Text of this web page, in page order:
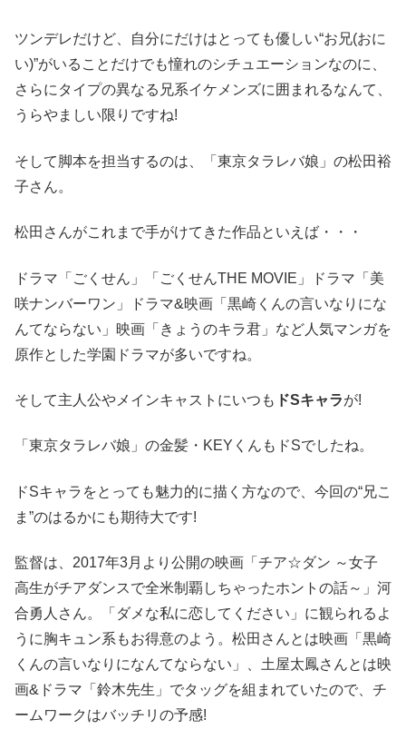
ツンデレだけど、自分にだけはとっても優しい“お兄(おに
い)”がいることだけでも憧れのシチュエーションなのに、
さらにタイプの異なる兄系イケメンズに囲まれるなんて、
うらやましい限りですね!
そして脚本を担当するのは、「東京タラレバ娘」の松田裕
子さん。
松田さんがこれまで手がけてきた作品といえば・・・
ドラマ「ごくせん」「ごくせんTHE MOVIE」ドラマ「美
咲ナンバーワン」ドラマ&映画「黒崎くんの言いなりにな
んてならない」映画「きょうのキラ君」など人気マンガを
原作とした学園ドラマが多いですね。
そして主人公やメインキャストにいつも ドSキャラが!
「東京タラレバ娘」の金髪・KEYくんもドSでしたね。
ドSキャラをとっても魅力的に描く方なので、今回の“兄こ
ま”のはるかにも期待大です!
監督は、2017年3月より公開の映画「チア☆ダン ～女子
高生がチアダンスで全米制覇しちゃったホントの話～」河
合勇人さん。「ダメな私に恋してください」に観られるよ
うに胸キュン系もお得意のよう。松田さんとは映画「黒崎
くんの言いなりになんてならない」、土屋太鳳さんとは映
画&ドラマ「鈴木先生」でタッグを組まれていたので、チ
ームワークはバッチリの予感!